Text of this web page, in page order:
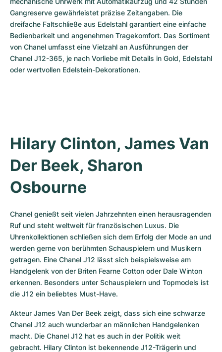
Gangreserve gewährleistet präzise Zeitangaben. Die
dreifache Faltschließe aus Edelstahl garantiert eine einfache
Bedienbarkeit und angenehmen Tragekomfort. Das Sortiment
von Chanel umfasst eine Vielzahl an Ausführungen der
Chanel J12-365, je nach Vorliebe mit Details in Gold, Edelstahl
oder wertvollen Edelstein-Dekorationen.
Hilary Clinton, James Van
Der Beek, Sharon
Osbourne
Chanel genießt seit vielen Jahrzehnten einen herausragenden
Ruf und steht weltweit für französischen Luxus. Die
Uhrenkollektionen schließen sich dem Erfolg der Mode an und
werden gerne von berühmten Schauspielern und Musikern
getragen. Eine Chanel J12 lässt sich beispielsweise am
Handgelenk von der Briten Fearne Cotton oder Dale Winton
erkennen. Besonders unter Schauspielern und Topmodels ist
die J12 ein beliebtes Must-Have.
Akteur James Van Der Beek zeigt, dass sich eine schwarze
Chanel J12 auch wunderbar an männlichen Handgelenken
macht. Die Chanel J12 hat es auch in der Politik weit
gebracht. Hilary Clinton ist bekennende J12-Trägerin und